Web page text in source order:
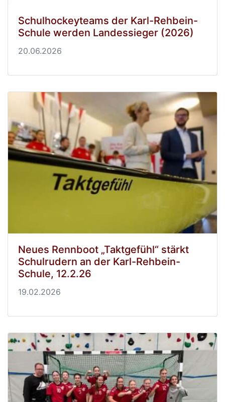
Schulhockeyteams der Karl-Rehbein-
Schule werden Landessieger (2026)
20.06.2026
Neues Rennboot „Taktgefühl“ stärkt
Schulrudern an der Karl-Rehbein-
Schule, 12.2.26
19.02.2026